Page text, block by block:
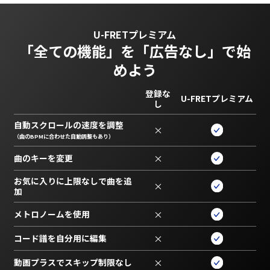
U-FRETプレミアム
「全ての機能」を 「広告なし」で始
めよう
登録な
し
U-FRETプレミアム
自動スクロールの速度を調整
（曲のBPMに合わせた自動調整もあり） ×
曲のキーを変更 ×
お気に入りに上限なしで曲を追
加
×
メトロノームを使用 ×
コード譜を自分用に編集 ×
動画プラスでスキップ制限なし ×